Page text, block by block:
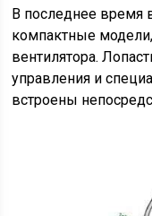
В последнее время
компактные
вентилятора.
управления и
встроены